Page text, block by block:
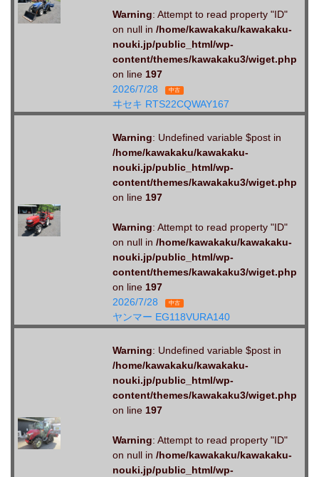
Warning: Attempt to read property "ID"
on null in /home/kawakaku/kawakaku-
nouki.jp/public_html/wp-
content/themes/kawakaku3/wiget.php
on line 197
2026/7/28
中古
ヰセキ RTS22CQWAY167
Warning: Undefined variable $post in
/home/kawakaku/kawakaku-
nouki.jp/public_html/wp-
content/themes/kawakaku3/wiget.php
on line 197
Warning: Attempt to read property "ID"
on null in /home/kawakaku/kawakaku-
nouki.jp/public_html/wp-
content/themes/kawakaku3/wiget.php
on line 197
2026/7/28
中古
ヤンマー EG118VURA140
Warning: Undefined variable $post in
/home/kawakaku/kawakaku-
nouki.jp/public_html/wp-
content/themes/kawakaku3/wiget.php
on line 197
Warning: Attempt to read property "ID"
on null in /home/kawakaku/kawakaku-
nouki.jp/public_html/wp-